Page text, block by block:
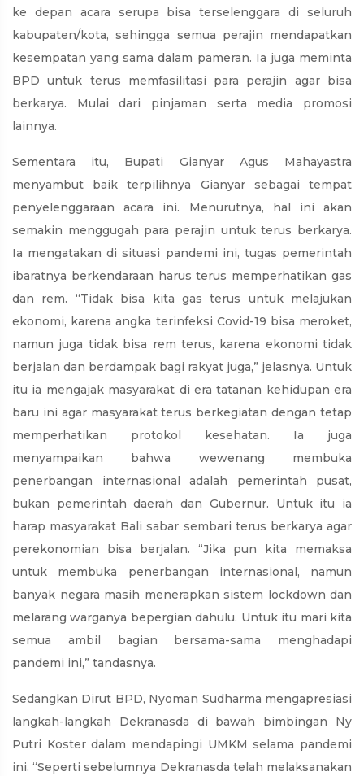
ke depan acara serupa bisa terselenggara di seluruh
kabupaten/kota, sehingga semua perajin mendapatkan
kesempatan yang sama dalam pameran. Ia juga meminta
BPD untuk terus memfasilitasi para perajin agar bisa
berkarya. Mulai dari pinjaman serta media promosi
lainnya.
Sementara itu, Bupati Gianyar Agus Mahayastra
menyambut baik terpilihnya Gianyar sebagai tempat
penyelenggaraan acara ini. Menurutnya, hal ini akan
semakin menggugah para perajin untuk terus berkarya.
Ia mengatakan di situasi pandemi ini, tugas pemerintah
ibaratnya berkendaraan harus terus memperhatikan gas
dan rem. “Tidak bisa kita gas terus untuk melajukan
ekonomi, karena angka terinfeksi Covid-19 bisa meroket,
namun juga tidak bisa rem terus, karena ekonomi tidak
berjalan dan berdampak bagi rakyat juga,” jelasnya. Untuk
itu ia mengajak masyarakat di era tatanan kehidupan era
baru ini agar masyarakat terus berkegiatan dengan tetap
memperhatikan protokol kesehatan. Ia juga
menyampaikan bahwa wewenang membuka
penerbangan internasional adalah pemerintah pusat,
bukan pemerintah daerah dan Gubernur. Untuk itu ia
harap masyarakat Bali sabar sembari terus berkarya agar
perekonomian bisa berjalan. “Jika pun kita memaksa
untuk membuka penerbangan internasional, namun
banyak negara masih menerapkan sistem lockdown dan
melarang warganya bepergian dahulu. Untuk itu mari kita
semua ambil bagian bersama-sama menghadapi
pandemi ini,” tandasnya.
Sedangkan Dirut BPD, Nyoman Sudharma mengapresiasi
langkah-langkah Dekranasda di bawah bimbingan Ny
Putri Koster dalam mendapingi UMKM selama pandemi
ini. “Seperti sebelumnya Dekranasda telah melaksanakan